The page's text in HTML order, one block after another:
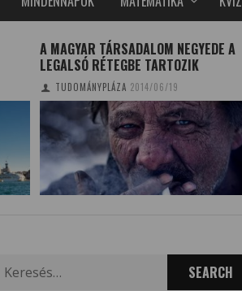
A MAGYAR TÁRSADALOM NEGYEDE A
LEGALSÓ RÉTEGBE TARTOZIK
TUDOMÁNYPLÁZA 2014/06/19
for: